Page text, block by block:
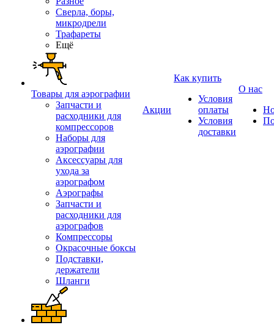
Сверла, боры,
микродрели
Трафареты
Ещё
Товары для аэрографии
Запчасти и
расходники для
компрессоров
Наборы для
аэрографии
Аксессуары для
ухода за
аэрографом
Аэрографы
Запчасти и
расходники для
аэрографов
Компрессоры
Окрасочные боксы
Подставки,
держатели
Шланги
Акции
Как купить
Условия
оплаты
Условия
доставки
О нас